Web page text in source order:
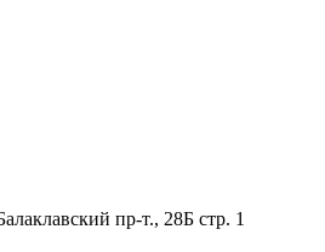
пр-т., 28Б стр. 1